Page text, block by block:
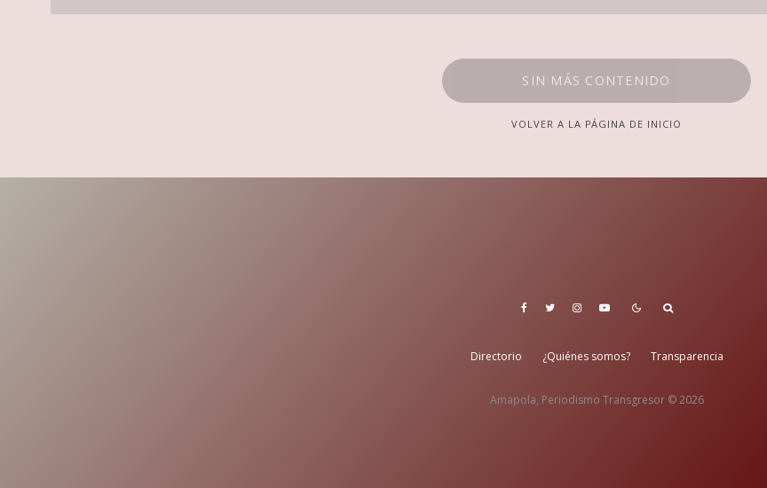
SIN MÁS CONTENIDO
VOLVER A LA PÁGINA DE INICIO
Directorio ¿Quiénes somos? Transparencia
Amapola, Periodismo Transgresor © 2026